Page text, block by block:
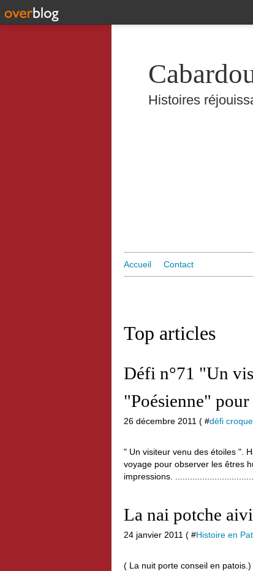
Histoires
Accueil Contact
Top articles
Défi n°71 "Un
"Poésienne"
26 décembre 2011 ( #défi
" Un visiteur venu des étoiles ".
voyage pour observer les êtres
impressions.
La nai potche
24 janvier 2011 ( #Histoire en
( La nuit porte conseil en